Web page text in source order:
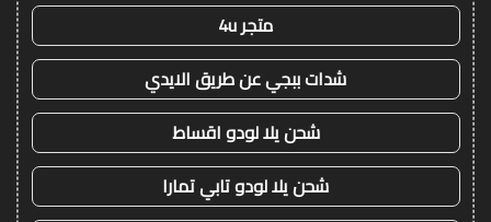
متجر 4u
شدات ببجي عن طريق الايدي
شحن يلا لودو اقساط
شحن يلا لودو تابي تمارا